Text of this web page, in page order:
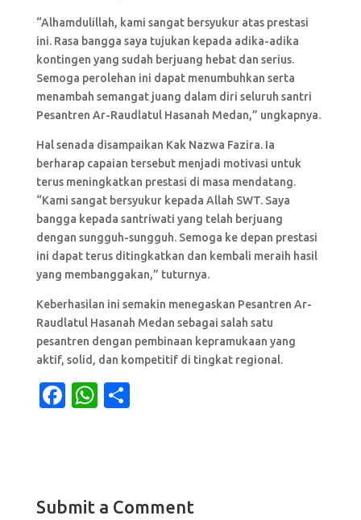
“Alhamdulillah, kami sangat bersyukur atas prestasi
ini. Rasa bangga saya tujukan kepada adika-adika
kontingen yang sudah berjuang hebat dan serius.
Semoga perolehan ini dapat menumbuhkan serta
menambah semangat juang dalam diri seluruh santri
Pesantren Ar-Raudlatul Hasanah Medan,” ungkapnya.
Hal senada disampaikan Kak Nazwa Fazira. Ia
berharap capaian tersebut menjadi motivasi untuk
terus meningkatkan prestasi di masa mendatang.
“Kami sangat bersyukur kepada Allah SWT. Saya
bangga kepada santriwati yang telah berjuang
dengan sungguh-sungguh. Semoga ke depan prestasi
ini dapat terus ditingkatkan dan kembali meraih hasil
yang membanggakan,” tuturnya.
Keberhasilan ini semakin menegaskan Pesantren Ar-
Raudlatul Hasanah Medan sebagai salah satu
pesantren dengan pembinaan kepramukaan yang
aktif, solid, dan kompetitif di tingkat regional.
F
b
W
A
Submit a Comment